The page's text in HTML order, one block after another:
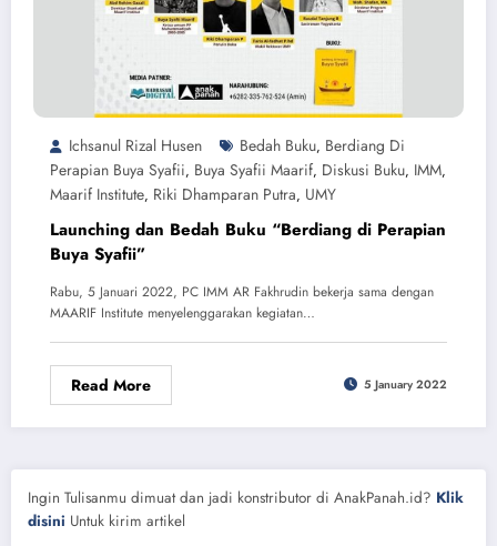
Ichsanul Rizal Husen Bedah Buku, Berdiang Di
Perapian Buya Syafii, Buya Syafii Maarif, Diskusi Buku, IMM,
Maarif Institute, Riki Dhamparan Putra, UMY
Launching dan Bedah Buku “Berdiang di Perapian
Buya Syafii”
Rabu, 5 Januari 2022, PC IMM AR Fakhrudin bekerja sama dengan
MAARIF Institute menyelenggarakan kegiatan…
Read More 5 January 2022
Ingin Tulisanmu dimuat dan jadi konstributor di AnakPanah.id? Klik
disini Untuk kirim artikel